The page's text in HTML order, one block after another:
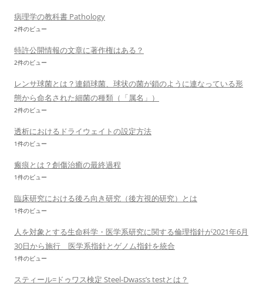
病理学の教科書 Pathology
2件のビュー
特許公開情報の文章に著作権はある？
2件のビュー
レンサ球菌とは？連鎖球菌、球状の菌が鎖のように連なっている形
態から命名された細菌の種類（「属名」）
2件のビュー
透析におけるドライウェイトの設定方法
1件のビュー
瘢痕とは？創傷治癒の最終過程
1件のビュー
臨床研究における後ろ向き研究（後方視的研究）とは
1件のビュー
人を対象とする生命科学・医学系研究に関する倫理指針が2021年6月
30日から施行 医学系指針とゲノム指針を統合
1件のビュー
スティール=ドゥワス検定 Steel-Dwass’s testとは？